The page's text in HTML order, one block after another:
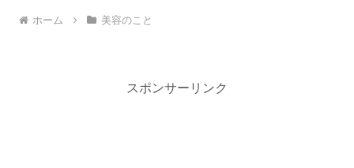
ホーム 美容のこと
スポンサーリンク